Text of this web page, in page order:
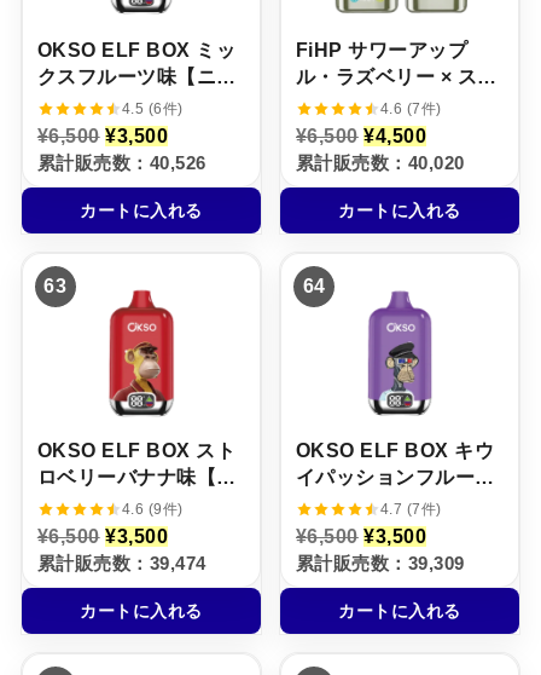
。
。
。
。
OKSO ELF BOX ミッ
クスフルーツ味【ニコ
パフ】5%4.5 (6件)
¥6,500 元
の
価
格
は
¥
0
0
た
。
¥3,500現
在
の
価
格
は
5
0
。
累計販売数：40,526
カートに入れる
FiHP サワーアップ
ル・ラズベリー × スト
ロベリー・チェリー
【ニコパフ】5%
4.6 (7件)
¥6,500 元
の
価
格
は
¥
0
0
。
¥4,500現
在
の
価
格
は
5
。
累計販売数：40,020
カートに入れる
63
OKSO ELF BOX スト
ロベリーバナナ味【ニ
コパフ】5%4.6 (9件)
¥6,500 元
の
価
格
は
¥
¥3,500現
在
の
価
格
は
累計販売数：39,474
カートに入れる
64
OKSO ELF BOX キウ
イパッションフルーツ
味【ニコパフ】5%
4.7 (7件)
¥6,500 元
の
価
格
は
¥
¥3,500現
在
の
価
格
は
累計販売数：39,309
カートに入れる